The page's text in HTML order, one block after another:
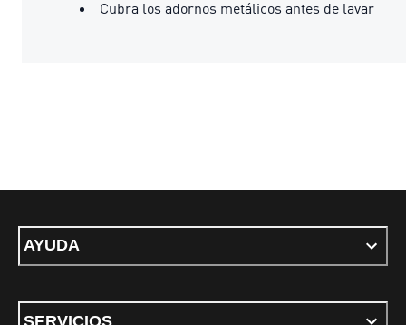
Cubra los adornos metálicos antes de lavar
AYUDA
SERVICIOS